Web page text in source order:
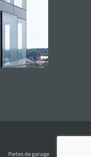
Portes de garage